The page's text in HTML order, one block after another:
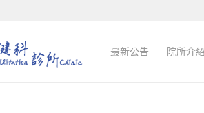
最新公告 院所介紹